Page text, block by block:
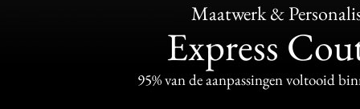
Maatwerk &
Express
95% van de aanpassingen voltooid